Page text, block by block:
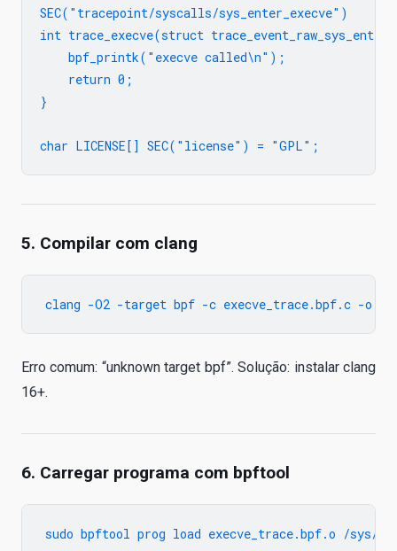
SEC("tracepoint/syscalls/sys_enter_execve")
int trace_execve(struct
    bpf_printk("execve called\n");
    return 0;
}
5. Compilar com clang
Erro comum: “unknown target bpf”. Solução: instalar clang
16+.
6. Carregar programa com bpftool